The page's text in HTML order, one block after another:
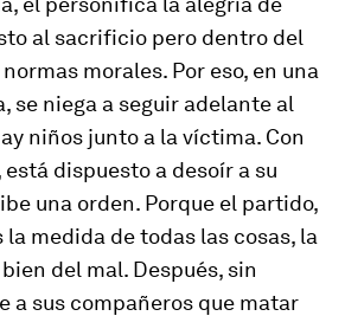
al sacrificio pero dentro del
morales. Por eso, en una
se niega a seguir adelante al
niños junto a la víctima. Con
dispuesto a desoír a su
una orden. Porque el partido,
medida de todas las cosas, la
del mal. Después, sin
a sus compañeros que matar